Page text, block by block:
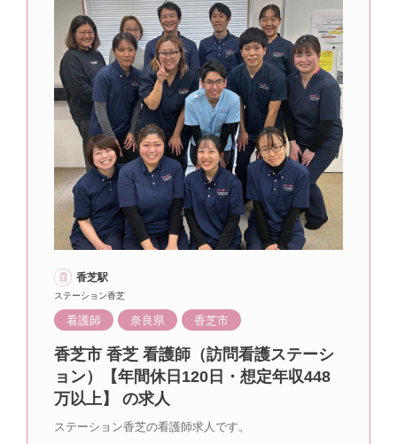
香芝駅
ステーション香芝
看護師 奈良県 香芝市
香芝市 香芝 看護師（訪問看護ステーシ
ョン）【年間休日120日・想定年収448
万以上】 の求人
ステーション香芝の看護師求人です。